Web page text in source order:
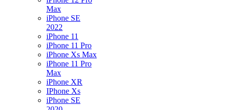
Max
iPhone SE
2022
iPhone 11
iPhone 11 Pro
iPhone Xs Max
iPhone 11 Pro
Max
iPhone XR
IPhone Xs
iPhone SE